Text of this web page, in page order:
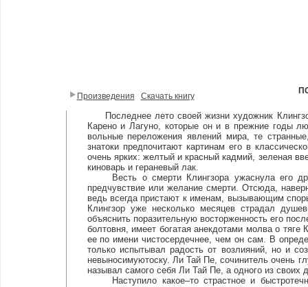
Произведения Скачать книгу
Последнее лето своей жизни художник
Карено и Лагуно, которые он и в прежние годы
вольные переложения явлений мира, те
знатоки предпочитают картинам его в
очень ярких: желтый и красный кадмий, зеленая
киноварь и гераневый лак.
Весть о смерти Клингзора ужаснула его
предчувствие или желание смерти. Отсюда,
ведь всегда пристают к именам, вызывающим
Клингзор уже несколько месяцев страдал
объяснить поразительную восторженность его
болтовня, имеет богатая анекдотами молва о
ее по имени чистосердечнее, чем он сам. В
только испытывал радость от возлияний, но и
невыносимуютоску. Ли Тай Пе, сочинитель очень
называл самого себя Ли Тай Пе, а одного из своих
Наступило какое–то страстное и